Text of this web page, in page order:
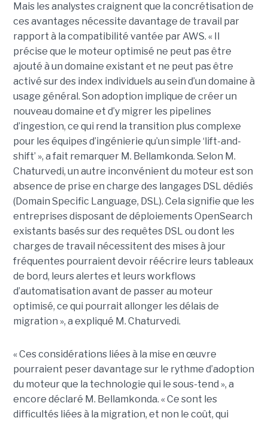
Mais les analystes craignent que la concrétisation de
ces avantages nécessite davantage de travail par
rapport à la compatibilité vantée par AWS. « Il
précise que le moteur optimisé ne peut pas être
ajouté à un domaine existant et ne peut pas être
activé sur des index individuels au sein d’un domaine à
usage général. Son adoption implique de créer un
nouveau domaine et d’y migrer les pipelines
d’ingestion, ce qui rend la transition plus complexe
pour les équipes d’ingénierie qu’un simple ‘lift-and-
shift’ », a fait remarquer M. Bellamkonda. Selon M.
Chaturvedi, un autre inconvénient du moteur est son
absence de prise en charge des langages DSL dédiés
(Domain Specific Language, DSL). Cela signifie que les
entreprises disposant de déploiements OpenSearch
existants basés sur des requêtes DSL ou dont les
charges de travail nécessitent des mises à jour
fréquentes pourraient devoir réécrire leurs tableaux
de bord, leurs alertes et leurs workflows
d’automatisation avant de passer au moteur
optimisé, ce qui pourrait allonger les délais de
migration », a expliqué M. Chaturvedi.
« Ces considérations liées à la mise en œuvre
pourraient peser davantage sur le rythme d’adoption
du moteur que la technologie qui le sous-tend », a
encore déclaré M. Bellamkonda. « Ce sont les
difficultés liées à la migration, et non le coût, qui